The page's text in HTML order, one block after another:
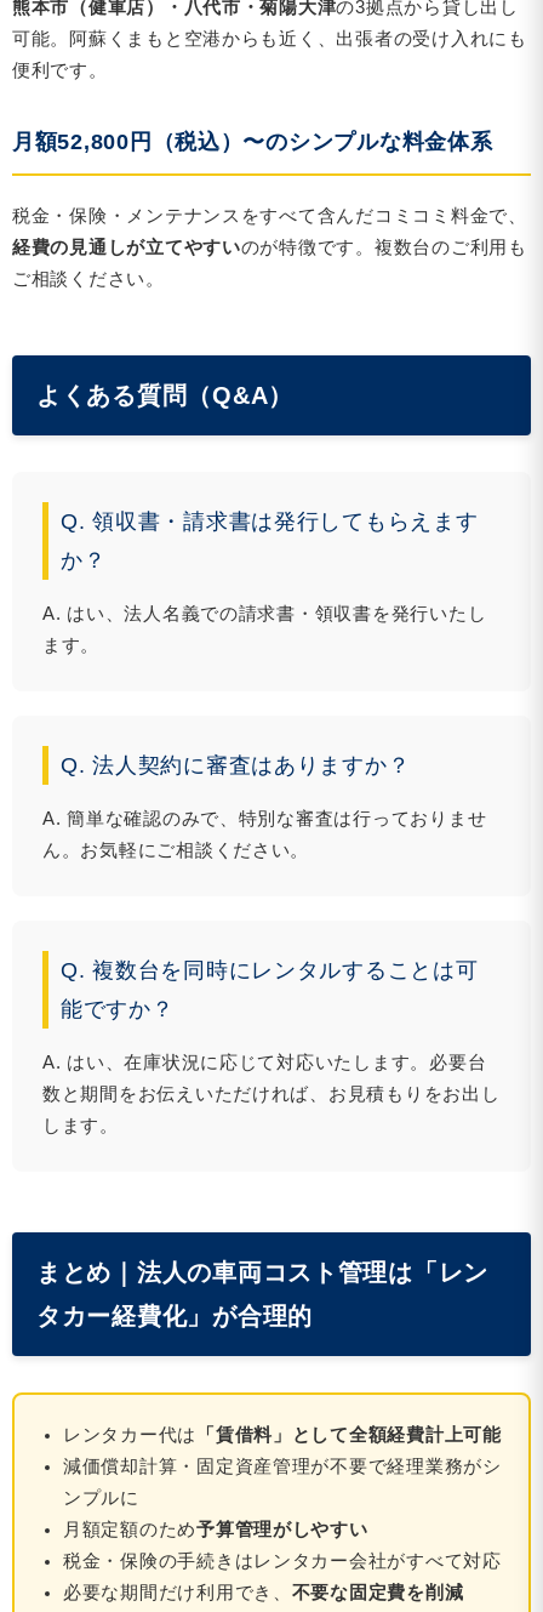
熊本市（健軍店）・八代市・菊陽大津の3拠点から貸し出し
可能。阿蘇くまもと空港からも近く、出張者の受け入れにも
便利です。
月額52,800円（税込）〜のシンプルな料金体系
税金・保険・メンテナンスをすべて含んだコミコミ料金で、
経費の見通しが立てやすいのが特徴です。複数台のご利用も
ご相談ください。
よくある質問（Q&A）
Q. 領収書・請求書は発行してもらえます
か？
A. はい、法人名義での請求書・領収書を発行いたし
ます。
Q. 法人契約に審査はありますか？
A. 簡単な確認のみで、特別な審査は行っておりませ
ん。お気軽にご相談ください。
Q. 複数台を同時にレンタルすることは可
能ですか？
A. はい、在庫状況に応じて対応いたします。必要台
数と期間をお伝えいただければ、お見積もりをお出し
します。
まとめ｜法人の車両コスト管理は「レン
タカー経費化」が合理的
レンタカー代は
「賃借料」として全額経費計上可能
減価償却計算・固定資産管理が不要で経理業務がシ
ンプルに
月額定額のため予算管理がしやすい
税金・保険の手続きはレンタカー会社がすべて対応
必要な期間だけ利用でき、 不要な固定費を削減